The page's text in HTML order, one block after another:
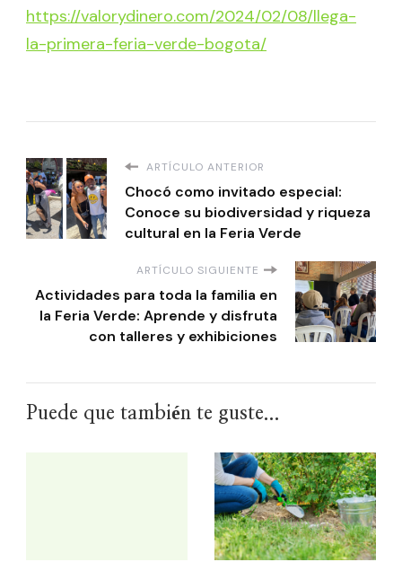
https://valorydinero.com/2024/02/08/llega-
la-primera-feria-verde-bogota/
ARTÍCULO ANTERIOR
Chocó como invitado especial:
Conoce su biodiversidad y riqueza
cultural en la Feria Verde
ARTÍCULO SIGUIENTE
Actividades para toda la familia en
la Feria Verde: Aprende y disfruta
con talleres y exhibiciones
Puede que también te guste...